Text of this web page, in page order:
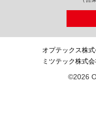
オプテックス株
ミツテック株式
©2026